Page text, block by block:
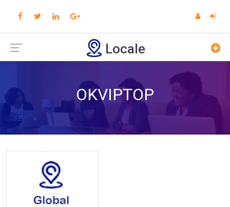
Locale
OKVIPTOP